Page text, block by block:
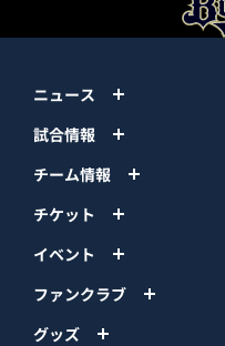
ニュース
試合情報
チーム情報
チケット
イベント
ファンクラブ
グッズ